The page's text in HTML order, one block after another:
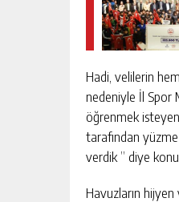
Hadi, velilerin
nedeniyle İl Spor
öğrenmek
tarafından
verdik ” diye
Havuzların